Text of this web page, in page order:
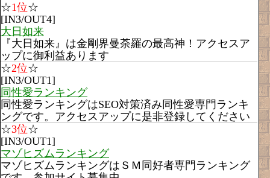
☆1位☆
[IN3/OUT4]
大日如来
『大日如来』は金剛界曼荼羅の最高神！アクセスア
ップに御利益あります
☆2位☆
[IN3/OUT1]
同性愛ランキング
同性愛ランキングはSEO対策済み同性愛専門ランキ
ングです。アクセスアップに是非登録してください
☆3位☆
[IN3/OUT1]
マゾヒズムランキング
マゾヒズムランキングはＳＭ同好者専門ランキング